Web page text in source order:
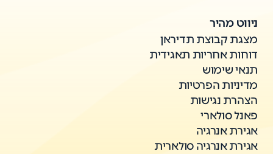
ניווט מהיר
מצגת קבוצת תדיראן
דוחות אחריות תאגידית
תנאי שימוש
מדיניות הפרטיות
הצהרת נגישות
פאנל סולארי
אגירת אנרגיה
אגירת אנרגיה סולארית